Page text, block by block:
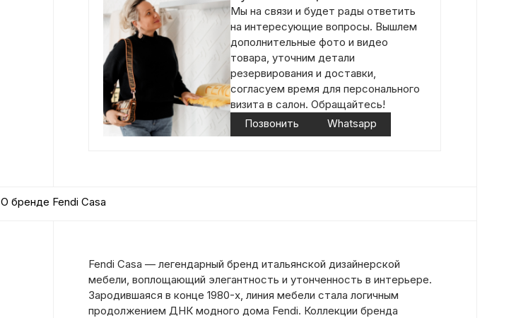
Мы на связи и будет рады ответить
на интересующие вопросы. Вышлем
дополнительные фото и видео
товара, уточним детали
резервирования и доставки,
согласуем время для персонального
визита в салон. Обращайтесь!
Позвонить
Whatsapp
О бренде Fendi Casa
Fendi Casa — легендарный бренд итальянской дизайнерской
мебели, воплощающий элегантность и утонченность в интерьере.
Зародившаяся в конце 1980-х, линия мебели стала логичным
продолжением ДНК модного дома Fendi. Коллекции бренда